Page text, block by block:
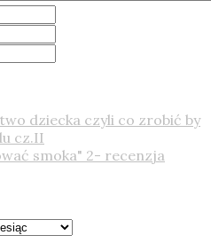
dziecka czyli co zrobić by
cz.II
smoka" 2- recenzja